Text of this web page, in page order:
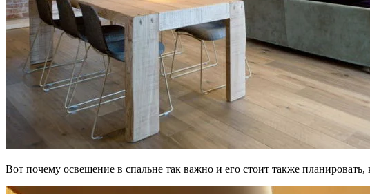
Вот почему освещение в спальне так важно и его стоит также